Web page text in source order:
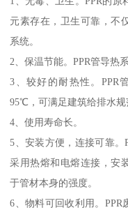
元素存在，卫生可靠，不
系统。
2、保温节能。PPR管导热
3、较好的耐热性。PPR
95℃，可满足建筑给排水规
4、使用寿命长。
5、安装方便，连接可靠
采用热熔和电熔连接，安
于管材本身的强度。
6、物料可回收利用。